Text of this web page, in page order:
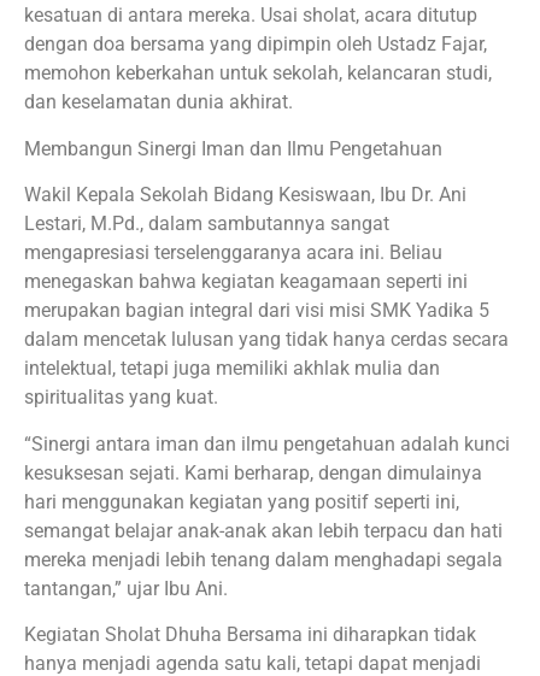
kesatuan di antara mereka. Usai sholat, acara ditutup
dengan doa bersama yang dipimpin oleh Ustadz Fajar,
memohon keberkahan untuk sekolah, kelancaran studi,
dan keselamatan dunia akhirat.
Membangun Sinergi Iman dan Ilmu Pengetahuan
Wakil Kepala Sekolah Bidang Kesiswaan, Ibu Dr. Ani
Lestari, M.Pd., dalam sambutannya sangat
mengapresiasi terselenggaranya acara ini. Beliau
menegaskan bahwa kegiatan keagamaan seperti ini
merupakan bagian integral dari visi misi SMK Yadika 5
dalam mencetak lulusan yang tidak hanya cerdas secara
intelektual, tetapi juga memiliki akhlak mulia dan
spiritualitas yang kuat.
“Sinergi antara iman dan ilmu pengetahuan adalah kunci
kesuksesan sejati. Kami berharap, dengan dimulainya
hari menggunakan kegiatan yang positif seperti ini,
semangat belajar anak-anak akan lebih terpacu dan hati
mereka menjadi lebih tenang dalam menghadapi segala
tantangan,” ujar Ibu Ani.
Kegiatan Sholat Dhuha Bersama ini diharapkan tidak
hanya menjadi agenda satu kali, tetapi dapat menjadi